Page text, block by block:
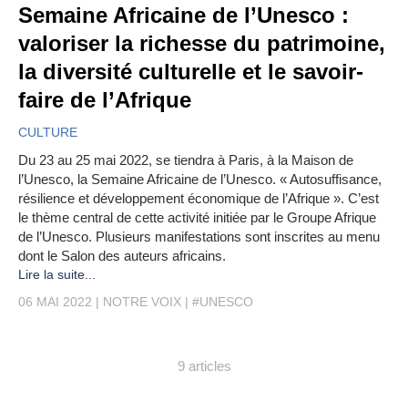
Semaine Africaine de l’Unesco :
valoriser la richesse du patrimoine,
la diversité culturelle et le savoir-
faire de l’Afrique
CULTURE
Du 23 au 25 mai 2022, se tiendra à Paris, à la Maison de
l’Unesco, la Semaine Africaine de l’Unesco. « Autosuffisance,
résilience et développement économique de l’Afrique ». C’est
le thème central de cette activité initiée par le Groupe Afrique
de l’Unesco. Plusieurs manifestations sont inscrites au menu
dont le Salon des auteurs africains.
Lire la suite...
06 MAI 2022
NOTRE VOIX #UNESCO
9 articles